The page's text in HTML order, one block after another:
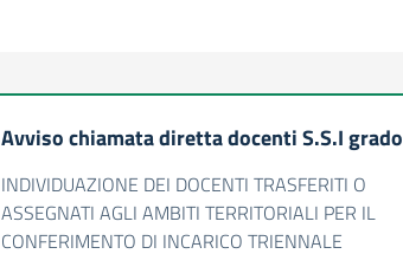
Avviso chiamata diretta docenti S.S.I grado
INDIVIDUAZIONE DEI DOCENTI TRASFERITI O
ASSEGNATI AGLI AMBITI TERRITORIALI PER IL
CONFERIMENTO DI INCARICO TRIENNALE